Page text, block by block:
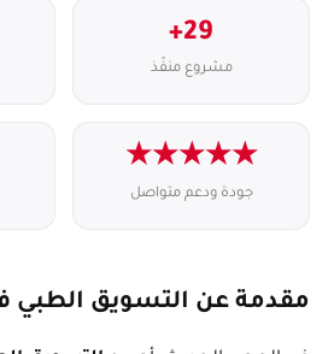
29+
مشروع منفّذ
★★★★★
جودة ودعم متواصل
مقدمة عن التسويق الطبي